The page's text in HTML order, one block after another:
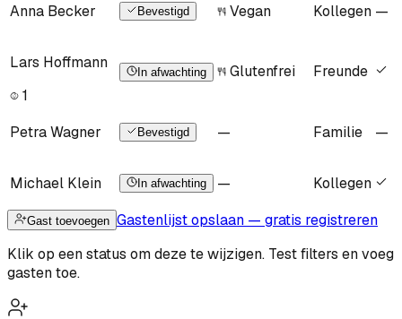
Anna Becker Bevestigd Vegan Kollegen —
Lars Hoffmann
1
In afwachting Glutenfrei Freunde
Petra Wagner Bevestigd — Familie —
Michael Klein In afwachting — Kollegen
Gast toevoegen Gastenlijst opslaan — gratis registreren
Klik op een status om deze te wijzigen. Test filters en voeg
gasten toe.